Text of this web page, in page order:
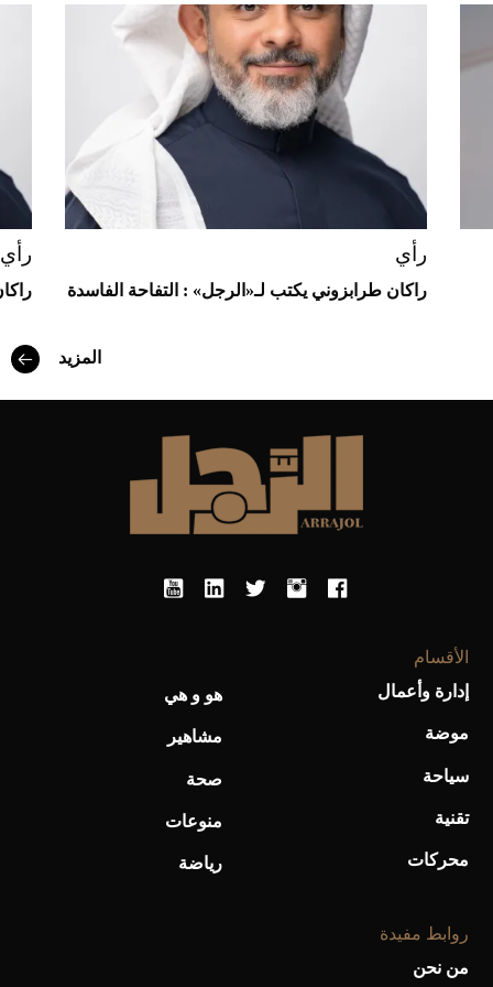
Aston Martin Valiant: على هوى الأبطال
أفضل تدريج للشعر الطويل لإطلالة جريئة وعصرية
أحذية Mary Jane: ترف وأناقة للرجال
رأي
راكان طرابزوني يكتب لـ«الرجل» : التفاحة الفاسدة
رأي
المزيد
الأقسام
إدارة وأعمال
موضة
سياحة
تقنية
محركات
هو و هي
مشاهير
صحة
منوعات
رياضة
روابط مفيدة
من نحن